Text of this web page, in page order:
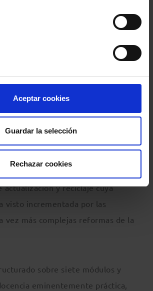
Aceptar cookies
Guardar la selección
Rechazar cookies
mismo tiempo, por las
fundamentales de las personas, la
al Derecho penal comporta una
actualización y reciclaje cuya
visto incrementada por las
vez más complejas reformas de la
sobre siete módulos y
eminentemente práctica,